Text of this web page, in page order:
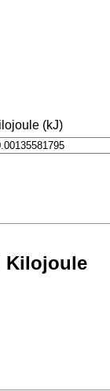
(kJ)
Kilojoule